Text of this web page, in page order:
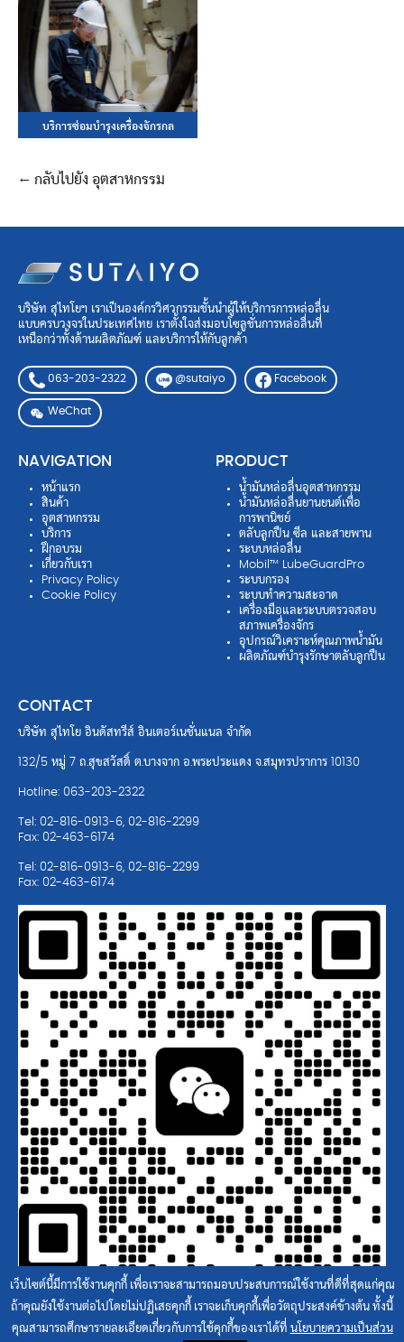
บริการซ่อมบำรุงเครื่องจักรกล
← กลับไปยัง อุตสาหกรรม
บริษัท สุไทโยฯ เราเป็นองค์กรวิศวกรรมชั้นนำผู้ให้บริการการหล่อลื่น
แบบครบวงจรในประเทศไทย เราตั้งใจส่งมอบโซลูชั่นการหล่อลื่นที่
เหนือกว่าทั้งด้านผลิตภัณฑ์ และบริการให้กับลูกค้า
063-203-2322 @sutaiyo Facebook
WeChat
NAVIGATION
หน้าแรก
สินค้า
อุตสาหกรรม
บริการ
ฝึกอบรม
เกี่ยวกับเรา
Privacy Policy
Cookie Policy
PRODUCT
น้ำมันหล่อลื่นอุตสาหกรรม
น้ำมันหล่อลื่นยานยนต์เพื่อ
การพานิชย์
ตลับลูกปืน ซีล และสายพาน
ระบบหล่อลื่น
Mobil™ LubeGuardPro
ระบบกรอง
ระบบทำความสะอาด
เครื่องมือและระบบตรวจสอบ
สภาพเครื่องจักร
อุปกรณ์วิเคราะห์คุณภาพน้ำมัน
ผลิตภัณฑ์บำรุงรักษาตลับลูกปืน
CONTACT
บริษัท สุไทโย อินดัสทรีส์ อินเตอร์เนชั่นแนล จำกัด
132/5 หมู่ 7 ถ.สุขสวัสดิ์ ต.บางจาก อ.พระประแดง จ.สมุทรปราการ 10130
Hotline: 063-203-2322
Tel: 02-816-0913-6, 02-816-2299
Fax: 02-463-6174
Tel: 02-816-0913-6, 02-816-2299
Fax: 02-463-6174
เว็บไซต์นี้มีการใช้งานคุกกี้ เพื่อเราจะสามารถมอบประสบการณ์ใช้งานที่ดีที่สุดแก่คุณ
ถ้าคุณยังใช้งานต่อไปโดยไม่ปฏิเสธคุกกี้ เราจะเก็บคุกกี้เพื่อวัตถุประสงค์ข้างต้น ทั้งนี้
คุณสามารถศึกษารายละเอียดเกี่ยวกับการใช้คุกกี้ของเราได้ที่ นโยบายความเป็นส่วน